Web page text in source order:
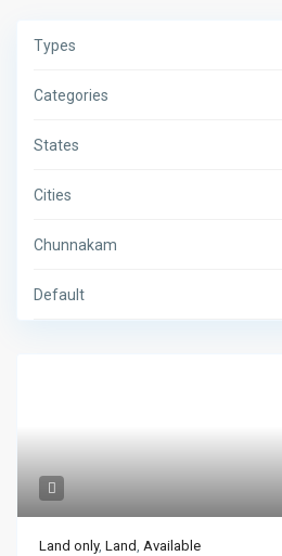
Types
Categories
States
Cities
Chunnakam
Default
Land only,Land,Available